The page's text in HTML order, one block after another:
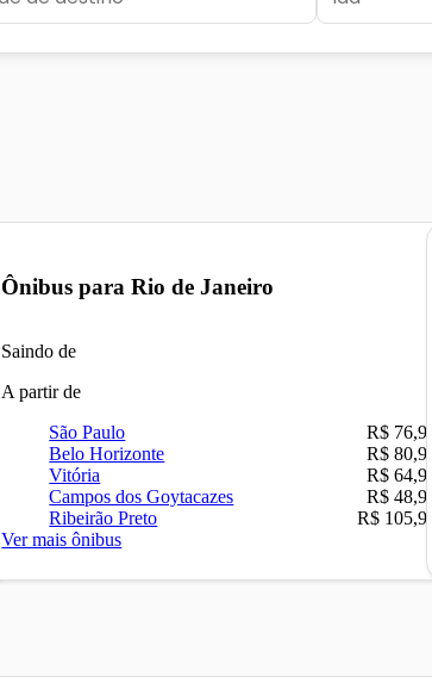
Ônibus paraRio de Janeiro
Saindo de
A partir de
São Paulo
R$ 76,90
Belo Horizonte
R$ 80,90
Vitória
R$ 64,90
Campos dos Goytacazes
R$ 48,90
Ribeirão Preto
R$ 105,90
Ver mais ônibus